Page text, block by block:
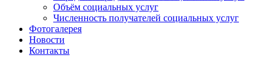
Объём социальных услуг
Численность получателей социальных услуг
Фотогалерея
Новости
Контакты